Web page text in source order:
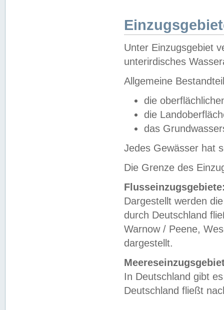
Unter Einzugsgebiet
unterirdisches
Allgemeine
die
die
das
Jedes Gewässer hat
Die Grenze des
Dargestellt werden
durch Deutschland
Warnow / Peene,
dargestellt.
In Deutschland gibt
Deutschland fließt